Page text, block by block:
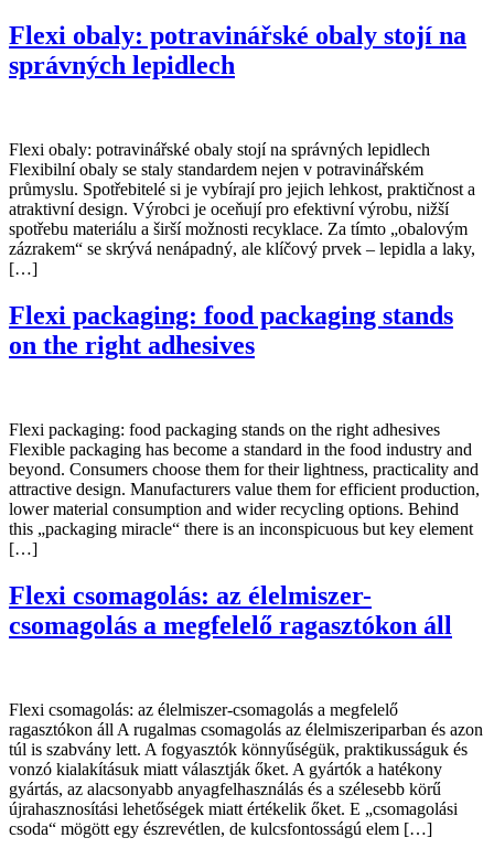
Flexi obaly: potravinářské obaly stojí na
správných lepidlech
Flexi obaly: potravinářské obaly stojí na správných lepidlech
Flexibilní obaly se staly standardem nejen v potravinářském
průmyslu. Spotřebitelé si je vybírají pro jejich lehkost, praktičnost a
atraktivní design. Výrobci je oceňují pro efektivní výrobu, nižší
spotřebu materiálu a širší možnosti recyklace. Za tímto „obalovým
zázrakem“ se skrývá nenápadný, ale klíčový prvek – lepidla a laky,
[…]
Flexi packaging: food packaging stands
on the right adhesives
Flexi packaging: food packaging stands on the right adhesives
Flexible packaging has become a standard in the food industry and
beyond. Consumers choose them for their lightness, practicality and
attractive design. Manufacturers value them for efficient production,
lower material consumption and wider recycling options. Behind
this „packaging miracle“ there is an inconspicuous but key element
[…]
Flexi csomagolás: az élelmiszer-
csomagolás a megfelelő ragasztókon áll
Flexi csomagolás: az élelmiszer-csomagolás a megfelelő
ragasztókon áll A rugalmas csomagolás az élelmiszeriparban és azon
túl is szabvány lett. A fogyasztók könnyűségük, praktikusságuk és
vonzó kialakításuk miatt választják őket. A gyártók a hatékony
gyártás, az alacsonyabb anyagfelhasználás és a szélesebb körű
újrahasznosítási lehetőségek miatt értékelik őket. E „csomagolási
csoda“ mögött egy észrevétlen, de kulcsfontosságú elem […]